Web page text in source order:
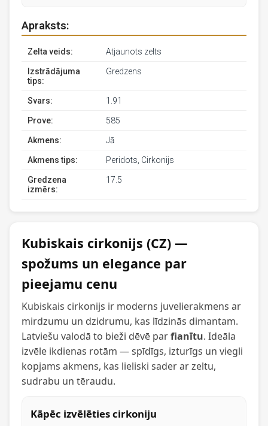
Apraksts:
Zelta veids: Atjaunots zelts
Izstrādājuma
tips:
Gredzens
Svars: 1.91
Prove: 585
Akmens: Jā
Akmens tips: Peridots, Cirkonijs
Gredzena
izmērs:
17.5
Kubiskais cirkonijs (CZ) —
spožums un elegance par
pieejamu cenu
Kubiskais cirkonijs ir moderns juvelierakmens ar
mirdzumu un dzidrumu, kas līdzinās dimantam.
Latviešu valodā to bieži dēvē parfianītu. Ideāla
izvēle ikdienas rotām — spīdīgs, izturīgs un viegli
kopjams akmens, kas lieliski sader ar zeltu,
sudrabu un tēraudu.
Kāpēc izvēlēties cirkoniju